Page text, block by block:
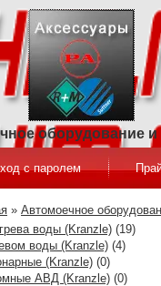
оборудование
с паролем
» Автомоечное
воды (Kranzle) (19)
воды (Kranzle) (4)
(Kranzle) (0)
АВД (Kranzle) (0)